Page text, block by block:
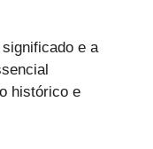
e a
histórico e